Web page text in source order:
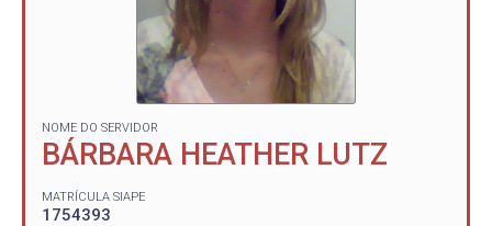
NOME DO SERVIDOR
BÁRBARA HEATHER LUTZ
MATRÍCULA SIAPE
1754393